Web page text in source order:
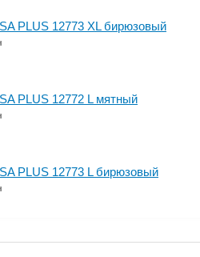
PLUS 12773 XL бирюзовый
PLUS 12772 L мятный
PLUS 12773 L бирюзовый